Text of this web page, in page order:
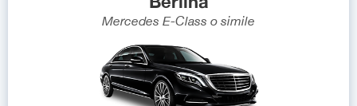
Mercedes E-Class o simile